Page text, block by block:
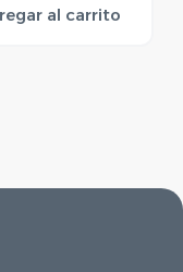
al carrito